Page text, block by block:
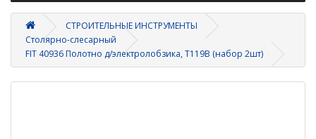
СТРОИТЕЛЬНЫЕ ИНСТРУМЕНТЫ
Столярно-слесарный
FIT 40936 Полотно д/электролобзика, T119B (набор 2шт)